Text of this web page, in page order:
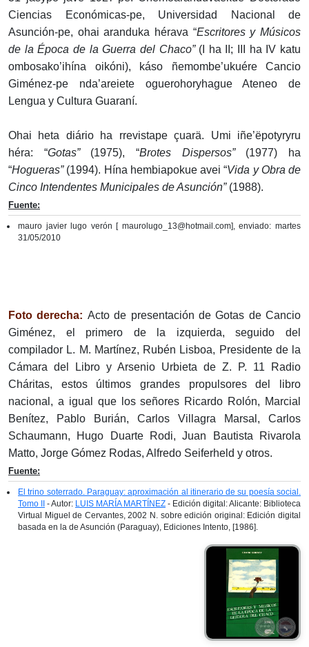
Ciencias Económicas-pe, Universidad Nacional de
Asunción-pe, ohai aranduka hérava “Escritores y Músicos
de la Época de la Guerra del Chaco”(I ha II; III ha IV katu
ombosako’ihína oikóni), káso ñemombe’ukuére Cancio
Giménez-pe nda’areiete oguerohoryhague Ateneo de
Lengua y Cultura Guaraní.
Ohai heta diário ha rrevistape çuarä. Umi iñe’ëpotyryru
héra: “Gotas” (1975), “Brotes Dispersos” (1977) ha
“Hogueras” (1994). Hína hembiapokue avei “Vida y Obra de
Cinco Intendentes Municipales de Asunción” (1988).
Fuente:
mauro javier lugo verón [ maurolugo_13@hotmail.com], enviado: martes
31/05/2010
Foto derecha: Acto de presentación de Gotas de Cancio
Giménez, el primero de la izquierda, seguido del
compilador L. M. Martínez, Rubén Lisboa, Presidente de la
Cámara del Libro y Arsenio Urbieta de Z. P. 11 Radio
Cháritas, estos últimos grandes propulsores del libro
nacional, a igual que los señores Ricardo Rolón, Marcial
Benítez, Pablo Burián, Carlos Villagra Marsal, Carlos
Schaumann, Hugo Duarte Rodi, Juan Bautista Rivarola
Matto, Jorge Gómez Rodas, Alfredo Seiferheld y otros.
Fuente:
El trino soterrado. Paraguay: aproximación al itinerario de su poesía social.
Tomo II
- Autor: LUIS MARÍA MARTÍNEZ - Edición digital: Alicante: Biblioteca
Virtual Miguel de Cervantes, 2002 N. sobre edición original: Edición digital
basada en la de Asunción (Paraguay), Ediciones Intento, [1986].